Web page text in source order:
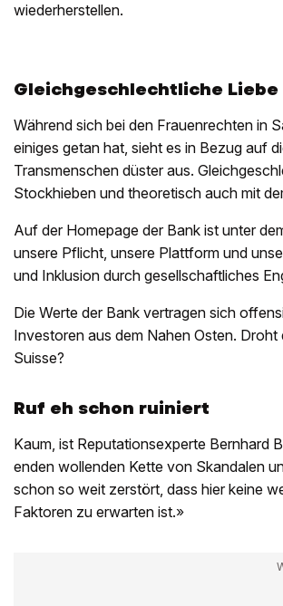
wiederherstellen.
Gleichgeschlechtliche
Während sich bei den Frauenrechten in
einiges getan hat, sieht es in Bezug auf
Transmenschen düster aus.
Stockhieben und theoretisch auch mit
Auf der Homepage der Bank ist unter
unsere Pflicht, unsere Plattform und
und Inklusion durch gesellschaftliches
Die Werte der Bank vertragen sich
Investoren aus dem Nahen Osten.
Suisse?
Ruf eh schon ruiniert
Kaum, ist Reputationsexperte Bernhard
enden wollenden Kette von Skandalen
schon so weit zerstört, dass hier keine
Faktoren zu erwarten ist.»